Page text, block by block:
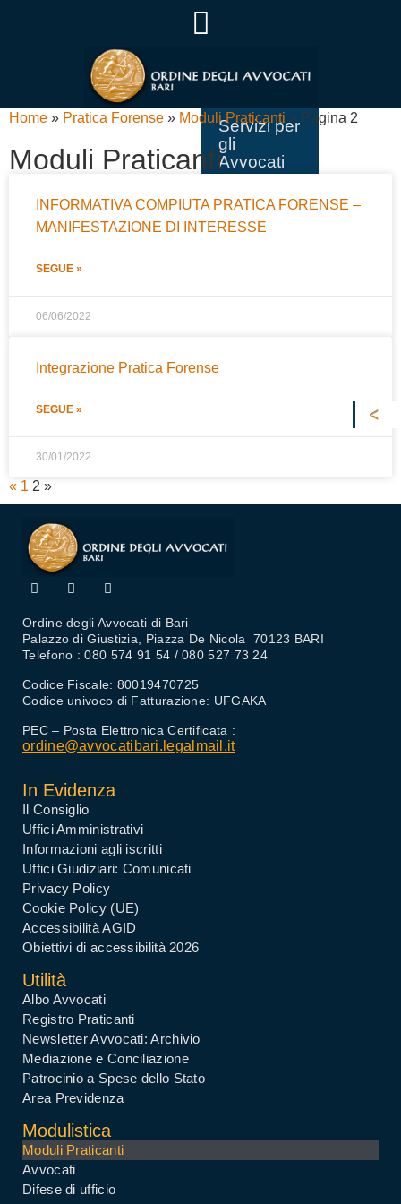
Servizi per
gli
Avvocati
Servizi per
Home » Pratica Forense » Moduli Praticanti » Pagina 2
Moduli Praticanti
INFORMATIVA COMPIUTA PRATICA FORENSE –
MANIFESTAZIONE DI INTERESSE
SEGUE »
06/06/2022
Integrazione Pratica Forense
SEGUE »
30/01/2022
« 1 2 »
Ordine degli Avvocati di Bari
Palazzo di Giustizia, Piazza De Nicola 70123 BARI
Telefono : 080 574 91 54 / 080 527 73 24
Codice Fiscale: 80019470725
Codice univoco di Fatturazione: UFGAKA
PEC – Posta Elettronica Certificata :
ordine@avvocatibari.legalmail.it
In Evidenza
Il Consiglio
Uffici Amministrativi
Informazioni agli iscritti
Uffici Giudiziari: Comunicati
Privacy Policy
Cookie Policy (UE)
Accessibilità AGID
Obiettivi di accessibilità 2026
Utilità
Albo Avvocati
Registro Praticanti
Newsletter Avvocati: Archivio
Mediazione e Conciliazione
Patrocinio a Spese dello Stato
Area Previdenza
Modulistica
Moduli Praticanti
Avvocati
Difese di ufficio